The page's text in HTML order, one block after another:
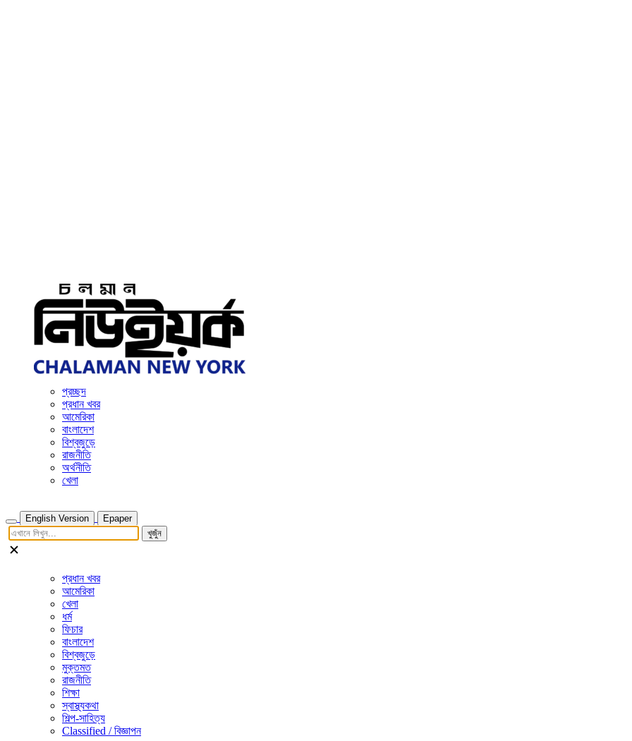
প্রচ্ছদ
প্রধান খবর
আমেরিকা
বাংলাদেশ
বিশ্বজুড়ে
রাজনীতি
অর্থনীতি
খেলা
English Version
Epaper
খুজুঁন
প্রধান খবর
আমেরিকা
খেলা
ধর্ম
ফিচার
বাংলাদেশ
বিশ্বজুড়ে
মুক্তমত
রাজনীতি
শিক্ষা
স্বাস্থ্যকথা
শিল্প-সাহিত্য
Classified / বিজ্ঞাপন